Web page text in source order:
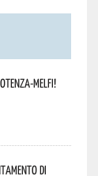
Melfi!
di